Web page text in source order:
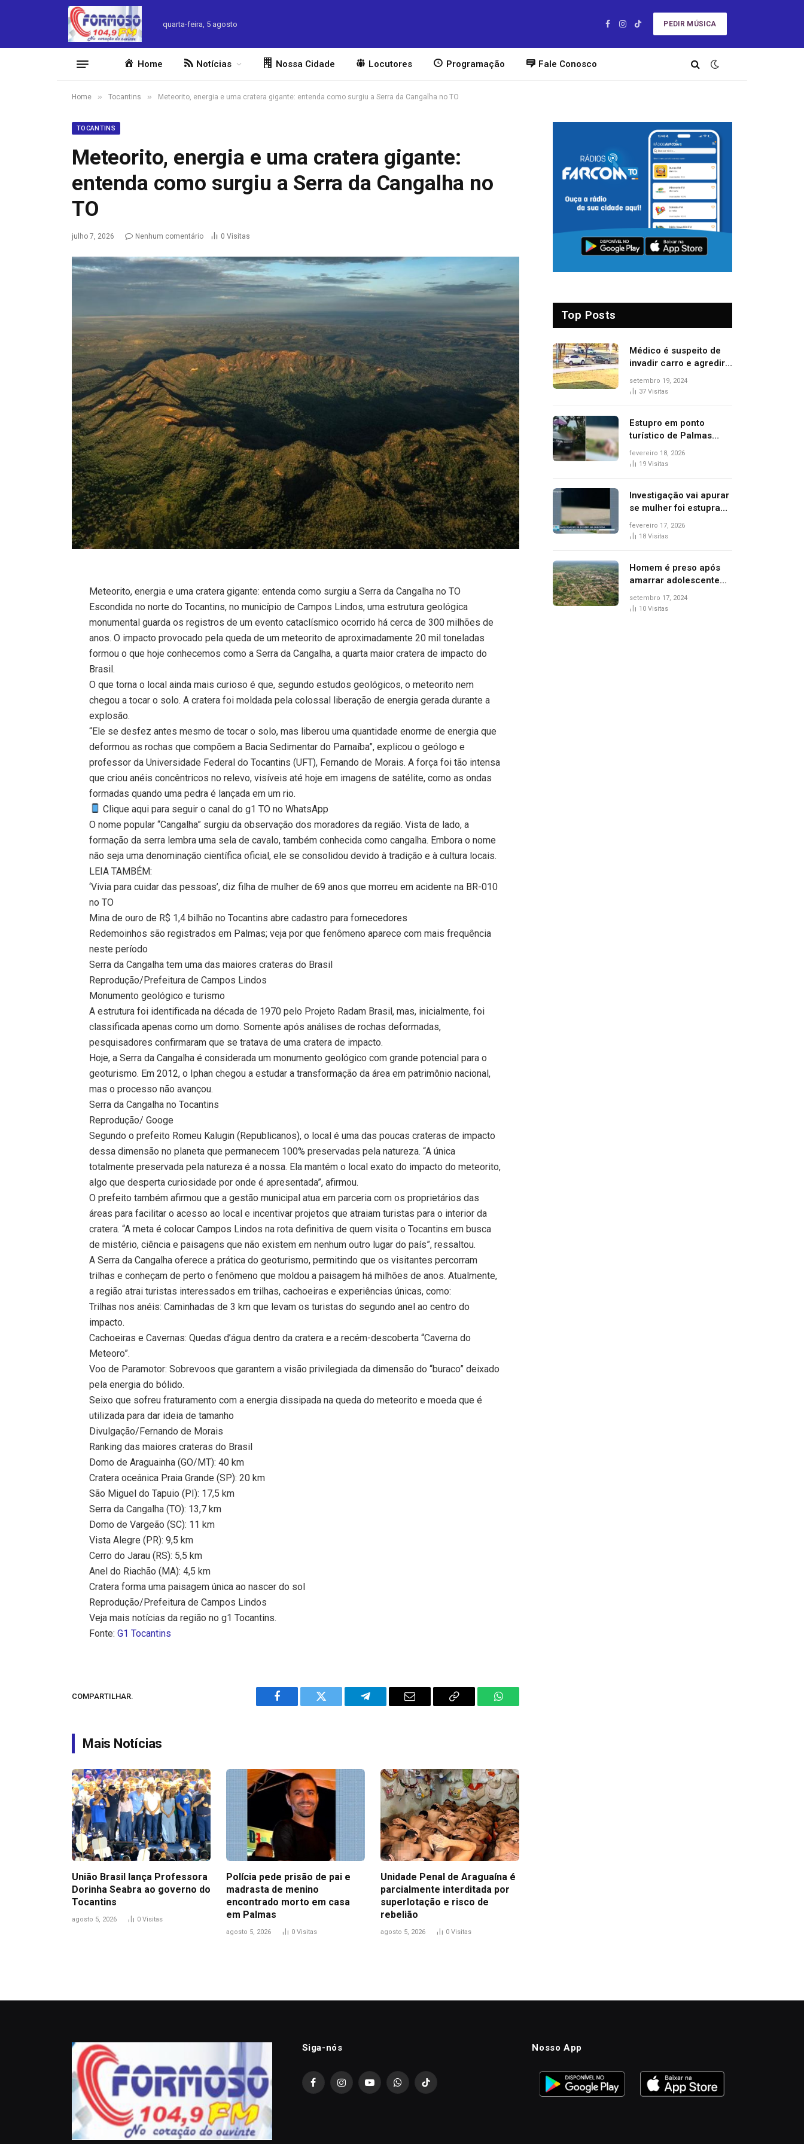
quarta-feira, 5 agosto
Facebook
Instagram
TikTok
PEDIR MÚSICA
Home Notícias Nossa Cidade Locutores Programação Fale Conosco
Home » Tocantins » Meteorito, energia e uma cratera gigante: entenda como surgiu a Serra da Cangalha no TO
TOCANTINS
Meteorito, energia e uma cratera gigante:
entenda como surgiu a Serra da Cangalha no
TO
julho 7, 2026 Nenhum comentário 0 Visitas
Meteorito, energia e uma cratera gigante: entenda como surgiu a Serra da Cangalha no TO
Escondida no norte do Tocantins, no município de Campos Lindos, uma estrutura geológica
monumental guarda os registros de um evento cataclísmico ocorrido há cerca de 300 milhões de
anos. O impacto provocado pela queda de um meteorito de aproximadamente 20 mil toneladas
formou o que hoje conhecemos como a Serra da Cangalha, a quarta maior cratera de impacto do
Brasil.
O que torna o local ainda mais curioso é que, segundo estudos geológicos, o meteorito nem
chegou a tocar o solo. A cratera foi moldada pela colossal liberação de energia gerada durante a
explosão.
“Ele se desfez antes mesmo de tocar o solo, mas liberou uma quantidade enorme de energia que
deformou as rochas que compõem a Bacia Sedimentar do Parnaíba”, explicou o geólogo e
professor da Universidade Federal do Tocantins (UFT), Fernando de Morais. A força foi tão intensa
que criou anéis concêntricos no relevo, visíveis até hoje em imagens de satélite, como as ondas
formadas quando uma pedra é lançada em um rio.
Clique aqui para seguir o canal do g1 TO no WhatsApp
O nome popular “Cangalha” surgiu da observação dos moradores da região. Vista de lado, a
formação da serra lembra uma sela de cavalo, também conhecida como cangalha. Embora o nome
não seja uma denominação científica oficial, ele se consolidou devido à tradição e à cultura locais.
LEIA TAMBÉM:
‘Vivia para cuidar das pessoas’, diz filha de mulher de 69 anos que morreu em acidente na BR-010
no TO
Mina de ouro de R$ 1,4 bilhão no Tocantins abre cadastro para fornecedores
Redemoinhos são registrados em Palmas; veja por que fenômeno aparece com mais frequência
neste período
Serra da Cangalha tem uma das maiores crateras do Brasil
Reprodução/Prefeitura de Campos Lindos
Monumento geológico e turismo
A estrutura foi identificada na década de 1970 pelo Projeto Radam Brasil, mas, inicialmente, foi
classificada apenas como um domo. Somente após análises de rochas deformadas,
pesquisadores confirmaram que se tratava de uma cratera de impacto.
Hoje, a Serra da Cangalha é considerada um monumento geológico com grande potencial para o
geoturismo. Em 2012, o Iphan chegou a estudar a transformação da área em patrimônio nacional,
mas o processo não avançou.
Serra da Cangalha no Tocantins
Reprodução/ Googe
Segundo o prefeito Romeu Kalugin (Republicanos), o local é uma das poucas crateras de impacto
dessa dimensão no planeta que permanecem 100% preservadas pela natureza. “A única
totalmente preservada pela natureza é a nossa. Ela mantém o local exato do impacto do meteorito,
algo que desperta curiosidade por onde é apresentada”, afirmou.
O prefeito também afirmou que a gestão municipal atua em parceria com os proprietários das
áreas para facilitar o acesso ao local e incentivar projetos que atraiam turistas para o interior da
cratera. “A meta é colocar Campos Lindos na rota definitiva de quem visita o Tocantins em busca
de mistério, ciência e paisagens que não existem em nenhum outro lugar do país”, ressaltou.
A Serra da Cangalha oferece a prática do geoturismo, permitindo que os visitantes percorram
trilhas e conheçam de perto o fenômeno que moldou a paisagem há milhões de anos. Atualmente,
a região atrai turistas interessados em trilhas, cachoeiras e experiências únicas, como:
Trilhas nos anéis: Caminhadas de 3 km que levam os turistas do segundo anel ao centro do
impacto.
Cachoeiras e Cavernas: Quedas d’água dentro da cratera e a recém-descoberta “Caverna do
Meteoro”.
Voo de Paramotor: Sobrevoos que garantem a visão privilegiada da dimensão do “buraco” deixado
pela energia do bólido.
Seixo que sofreu fraturamento com a energia dissipada na queda do meteorito e moeda que é
utilizada para dar ideia de tamanho
Divulgação/Fernando de Morais
Ranking das maiores crateras do Brasil
Domo de Araguainha (GO/MT): 40 km
Cratera oceânica Praia Grande (SP): 20 km
São Miguel do Tapuio (PI): 17,5 km
Serra da Cangalha (TO): 13,7 km
Domo de Vargeão (SC): 11 km
Vista Alegre (PR): 9,5 km
Cerro do Jarau (RS): 5,5 km
Anel do Riachão (MA): 4,5 km
Cratera forma uma paisagem única ao nascer do sol
Reprodução/Prefeitura de Campos Lindos
Veja mais notícias da região no g1 Tocantins.
Fonte:G1 Tocantins
COMPARTILHAR.
Facebook Twitter Telegram Email
Copy
WhatsApp
Mais Notícias
União Brasil lança Professora
Dorinha Seabra ao governo do
Tocantins
agosto 5, 2026 0 Visitas
Polícia pede prisão de pai e
madrasta de menino
encontrado morto em casa
em Palmas
agosto 5, 2026 0 Visitas
Unidade Penal de Araguaína é
parcialmente interditada por
superlotação e risco de
rebelião
agosto 5, 2026 0 Visitas
Top Posts
Médico é suspeito de
invadir carro e agredir
delegado aposentado
durante confusão no
setembro 19, 2024
37 Visitas
Estupro em ponto
turístico de Palmas
ocorreu em frente à
viatura e base de
fevereiro 18, 2026
19 Visitas
Investigação vai apurar
se mulher foi estuprada
na frente de base da
Guarda Metropolitana
fevereiro 17, 2026
18 Visitas
Homem é preso após
amarrar adolescente
suspeito de furto em
estaca de cerca e
setembro 17, 2024
10 Visitas
Siga-nós
FacebookInstagramYouTubeWhatsAppTikTok
Nosso App